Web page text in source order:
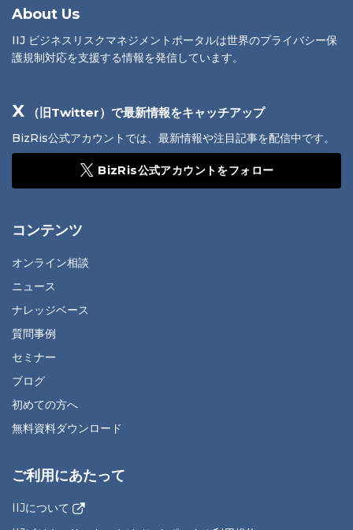
About Us
IIJ ビジネスリスクマネジメントポータルは世界のプライバシー保
護規制対応を支援する情報を発信しています。
X （旧Twitter）で最新情報をキャッチアップ
BizRis公式アカウントでは、最新情報や注目記事を配信中です。
BizRis公式アカウントをフォロー
コンテンツ
オンライン相談
ニュース
ナレッジベース
質問事例
セミナー
ブログ
初めての方へ
無料資料ダウンロード
ご利用にあたって
IIJについて